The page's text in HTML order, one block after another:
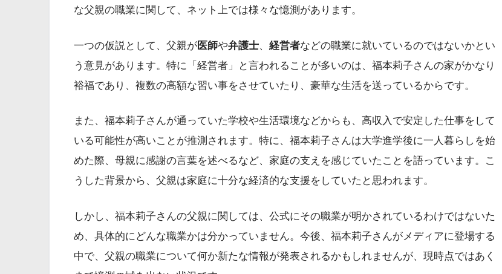
な父親の職業に関して、ネット上では様々な憶測があります。
一つの仮説として、父親が医師や弁護士、 経営者などの職業に就いているのではないかとい
う意見があります。特に「経営者」と言われることが多いのは、福本莉子さんの家がかなり
裕福であり、複数の高額な習い事をさせていたり、豪華な生活を送っているからです。
また、福本莉子さんが通っていた学校や生活環境などからも、高収入で安定した仕事をして
いる可能性が高いことが推測されます。特に、福本莉子さんは大学進学後に一人暮らしを始
めた際、母親に感謝の言葉を述べるなど、家庭の支えを感じていたことを語っています。こ
うした背景から、父親は家庭に十分な経済的な支援をしていたと思われます。
しかし、福本莉子さんの父親に関しては、公式にその職業が明かされているわけではないた
め、具体的にどんな職業かは分かっていません。今後、福本莉子さんがメディアに登場する
中で、父親の職業について何か新たな情報が発表されるかもしれませんが、現時点ではあく